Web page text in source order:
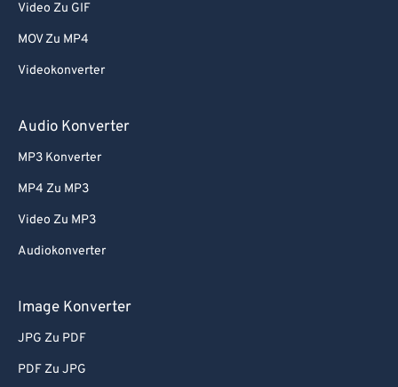
Video Zu GIF
MOV Zu MP4
Videokonverter
Audio Konverter
MP3 Konverter
MP4 Zu MP3
Video Zu MP3
Audiokonverter
Image Konverter
JPG Zu PDF
PDF Zu JPG